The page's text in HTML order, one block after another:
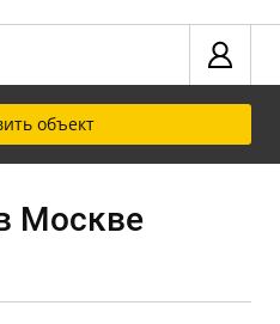
объект
Москве